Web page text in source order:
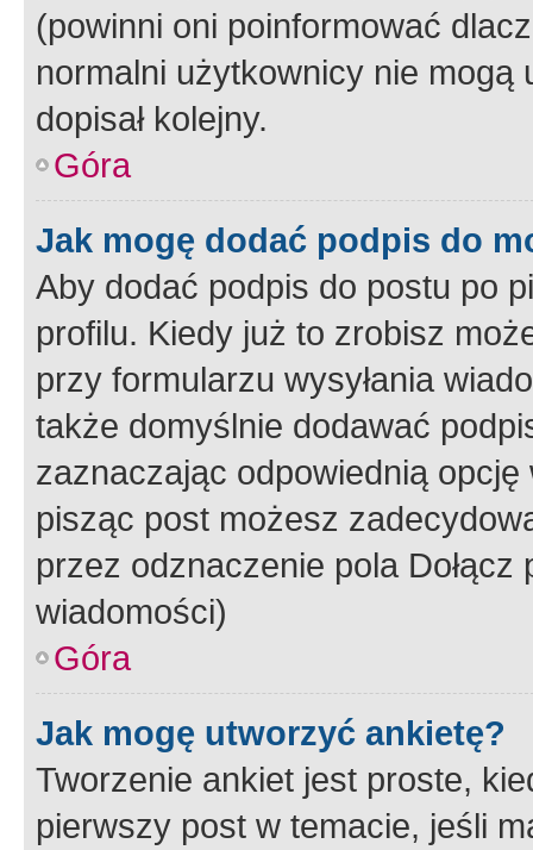
(powinni oni poinformować
normalni użytkownicy nie
dopisał kolejny.
Góra
Jak mogę dodać podpis do
Aby dodać podpis do postu po
profilu. Kiedy już to zrobisz
przy formularzu wysyłania
także domyślnie dodawać
zaznaczając odpowiednią
pisząc post możesz
przez odznaczenie pola
wiadomości)
Góra
Jak mogę utworzyć ankietę?
Tworzenie ankiet jest proste,
pierwszy post w temacie, jeśli